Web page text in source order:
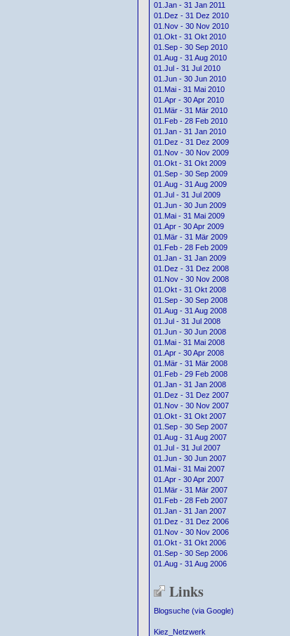
01.Jan - 31 Jan 2011
01.Dez - 31 Dez 2010
01.Nov - 30 Nov 2010
01.Okt - 31 Okt 2010
01.Sep - 30 Sep 2010
01.Aug - 31 Aug 2010
01.Jul - 31 Jul 2010
01.Jun - 30 Jun 2010
01.Mai - 31 Mai 2010
01.Apr - 30 Apr 2010
01.Mär - 31 Mär 2010
01.Feb - 28 Feb 2010
01.Jan - 31 Jan 2010
01.Dez - 31 Dez 2009
01.Nov - 30 Nov 2009
01.Okt - 31 Okt 2009
01.Sep - 30 Sep 2009
01.Aug - 31 Aug 2009
01.Jul - 31 Jul 2009
01.Jun - 30 Jun 2009
01.Mai - 31 Mai 2009
01.Apr - 30 Apr 2009
01.Mär - 31 Mär 2009
01.Feb - 28 Feb 2009
01.Jan - 31 Jan 2009
01.Dez - 31 Dez 2008
01.Nov - 30 Nov 2008
01.Okt - 31 Okt 2008
01.Sep - 30 Sep 2008
01.Aug - 31 Aug 2008
01.Jul - 31 Jul 2008
01.Jun - 30 Jun 2008
01.Mai - 31 Mai 2008
01.Apr - 30 Apr 2008
01.Mär - 31 Mär 2008
01.Feb - 29 Feb 2008
01.Jan - 31 Jan 2008
01.Dez - 31 Dez 2007
01.Nov - 30 Nov 2007
01.Okt - 31 Okt 2007
01.Sep - 30 Sep 2007
01.Aug - 31 Aug 2007
01.Jul - 31 Jul 2007
01.Jun - 30 Jun 2007
01.Mai - 31 Mai 2007
01.Apr - 30 Apr 2007
01.Mär - 31 Mär 2007
01.Feb - 28 Feb 2007
01.Jan - 31 Jan 2007
01.Dez - 31 Dez 2006
01.Nov - 30 Nov 2006
01.Okt - 31 Okt 2006
01.Sep - 30 Sep 2006
01.Aug - 31 Aug 2006
Links
Blogsuche (via Google)
Kiez_Netzwerk